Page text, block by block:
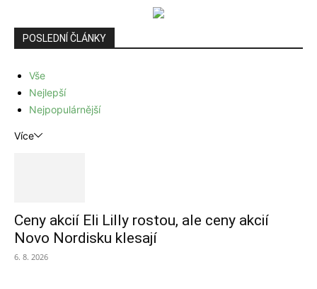
POSLEDNÍ ČLÁNKY
Vše
Nejlepší
Nejpopulárnější
Více
Ceny akcií Eli Lilly rostou, ale ceny akcií
Novo Nordisku klesají
6. 8. 2026